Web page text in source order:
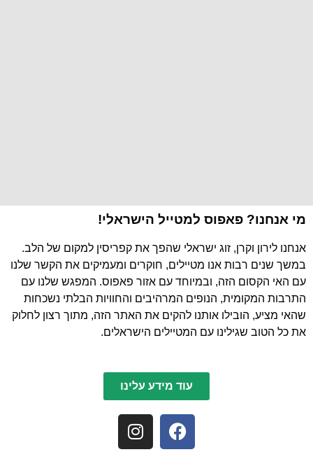
מי אנחנו? פאפוס למטייל הישראלי!
אנחנו לירון וקרן, זוג ישראלי שהפך את קפריסין למקום של הלב.
במשך שנים רבות אנו מטיילים, חוקרים ומעמיקים את הקשר שלנו
עם האי הקסום הזה, ובמיוחד עם אזור פאפוס. המפגש שלנו עם
התרבות המקומית, הנופים המרהיבים והחוויות הבלתי נשכחות
שהאי מציע, הובילו אותנו להקים את האתר הזה, מתוך רצון לחלוק
את כל הטוב שגילינו עם המטיילים הישראלים.
עוד מידע עלינו